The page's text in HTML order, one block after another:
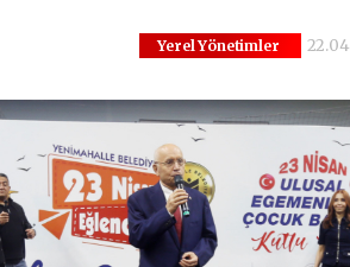
Yerel Yönetimler